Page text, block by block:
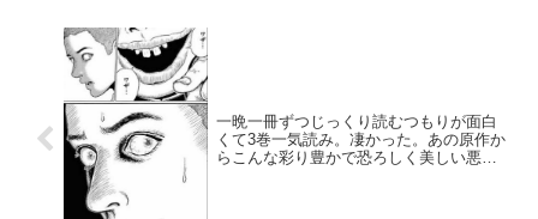
一晩一冊ずつじっくり読むつもりが面白
くて3巻一気読み。凄かった。あの原作か
らこんな彩り豊かで恐ろしく美しい悪夢